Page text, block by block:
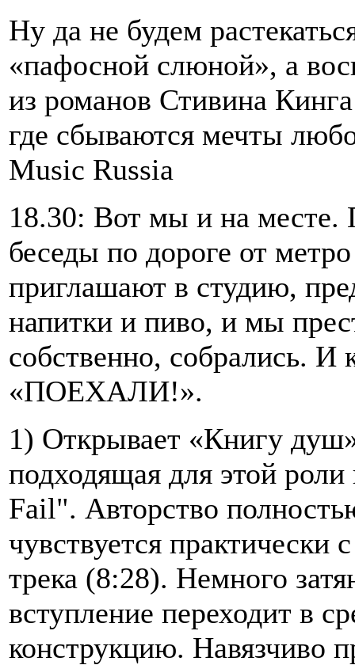
Ну да не будем
«пафосной слюной», а
из романов Стивина
где сбываются мечты
Music Russia
18.30: Вот мы и на месте.
беседы по дороге от
приглашают в студию,
напитки и пиво, и мы
собственно, собрались. И
«ПОЕХАЛИ!».
1) Открывает «Книгу
подходящая для этой
Fail". Авторство
чувствуется практически
трека (8:28). Немного
вступление переходит в
конструкцию. Навязчиво